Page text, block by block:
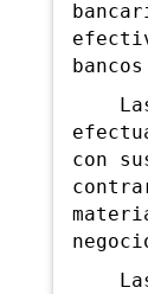
Las
con
Las